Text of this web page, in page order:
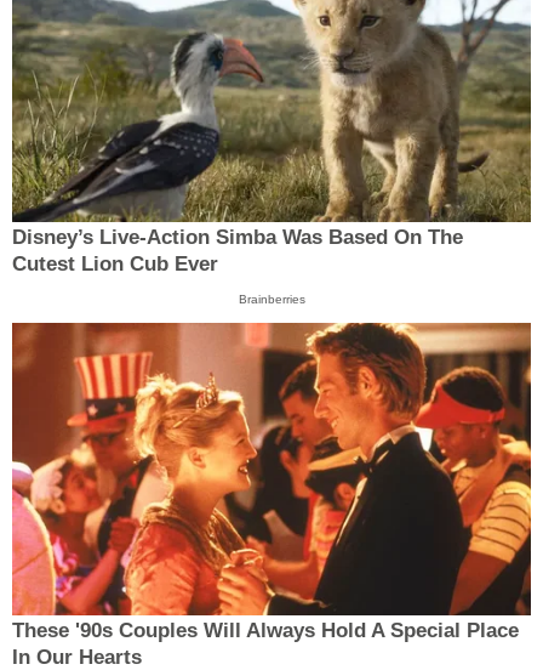
Disney’s Live-Action Simba Was Based On The
Cutest Lion Cub Ever
Brainberries
These '90s Couples Will Always Hold A Special Place
In Our Hearts